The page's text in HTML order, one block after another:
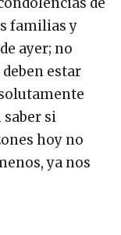
familias y
ayer; no
estar
si
hoy no
ya nos